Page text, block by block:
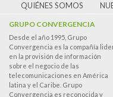
QUIÉNES SOMOS
GRUPO CONVERGENCIA
Desde el año 1995, Grupo
Convergencia es la compañía
en la provisión de información
sobre el negocio de las
telecomunicaciones en América
latina y el Caribe. Grupo
Convergencia es reconocida y